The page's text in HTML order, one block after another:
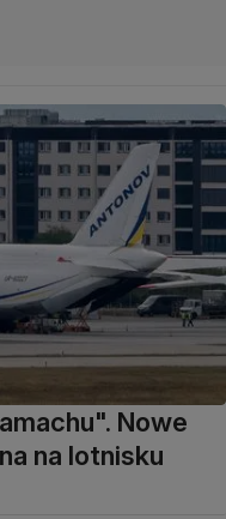
Nowe
na lotnisku